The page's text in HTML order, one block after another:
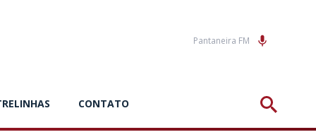
Pantaneira FM
CONTATO